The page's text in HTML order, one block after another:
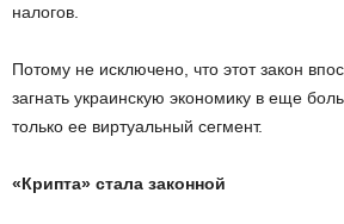
налогов.
Потому не исключено, что этот закон
загнать украинскую экономику в еще
только ее виртуальный сегмент.
«Крипта» стала законной